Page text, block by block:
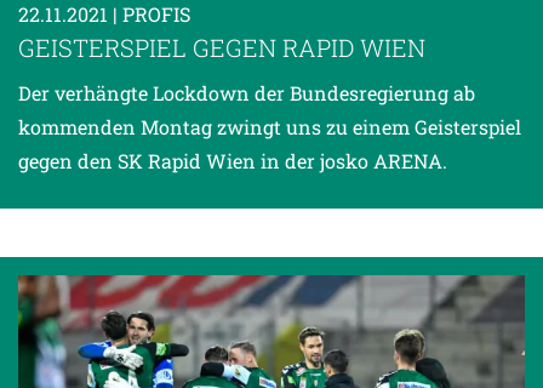
22.11.2021 | PROFIS
GEISTERSPIEL GEGEN RAPID WIEN
Der verhängte Lockdown der Bundesregierung ab
kommenden Montag zwingt uns zu einem Geisterspiel
gegen den SK Rapid Wien in der josko ARENA.